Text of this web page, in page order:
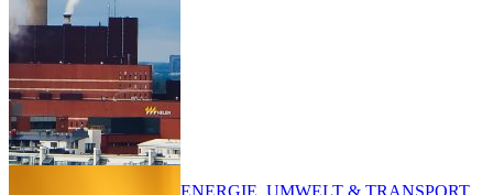
ENERGIE, UMWELT & TRANSPORT